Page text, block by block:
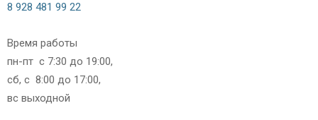
8 928 481 99 22
Время работы
пн-пт с 7:30 до 19:00,
сб, с 8:00 до 17:00,
вс выходной